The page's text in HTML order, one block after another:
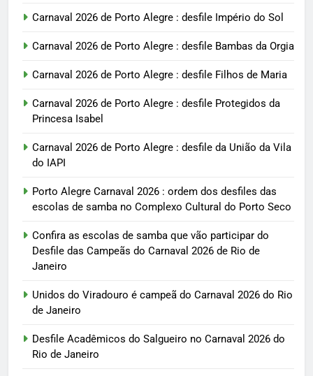
Carnaval 2026 de Porto Alegre : desfile Império do Sol
Carnaval 2026 de Porto Alegre : desfile Bambas da Orgia
Carnaval 2026 de Porto Alegre : desfile Filhos de Maria
Carnaval 2026 de Porto Alegre : desfile Protegidos da
Princesa Isabel
Carnaval 2026 de Porto Alegre : desfile da União da Vila
do IAPI
Porto Alegre Carnaval 2026 : ordem dos desfiles das
escolas de samba no Complexo Cultural do Porto Seco
Confira as escolas de samba que vão participar do
Desfile das Campeãs do Carnaval 2026 de Rio de
Janeiro
Unidos do Viradouro é campeã do Carnaval 2026 do Rio
de Janeiro
Desfile Acadêmicos do Salgueiro no Carnaval 2026 do
Rio de Janeiro